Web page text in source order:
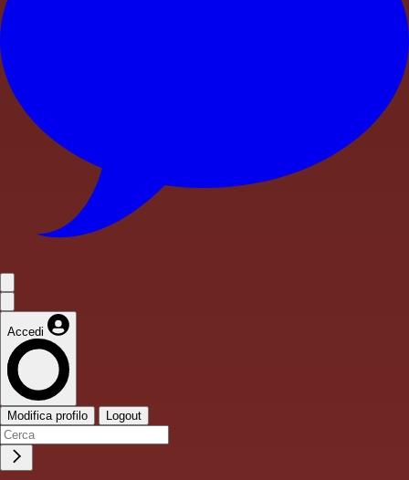
Accedi
Modifica profilo Logout